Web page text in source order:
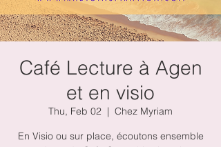
Café Lecture à Agen
et en visio
Thu, Feb 02
  |
Chez Myriam
En Visio ou sur place, écoutons ensemble